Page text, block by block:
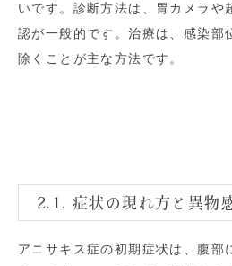
いです。診断方法は、胃カメラや
認が一般的です。治療は、感染部
除くことが主な方法です。
2.1. 症状の現れ方と異物
アニサキス症の初期症状は、腹部